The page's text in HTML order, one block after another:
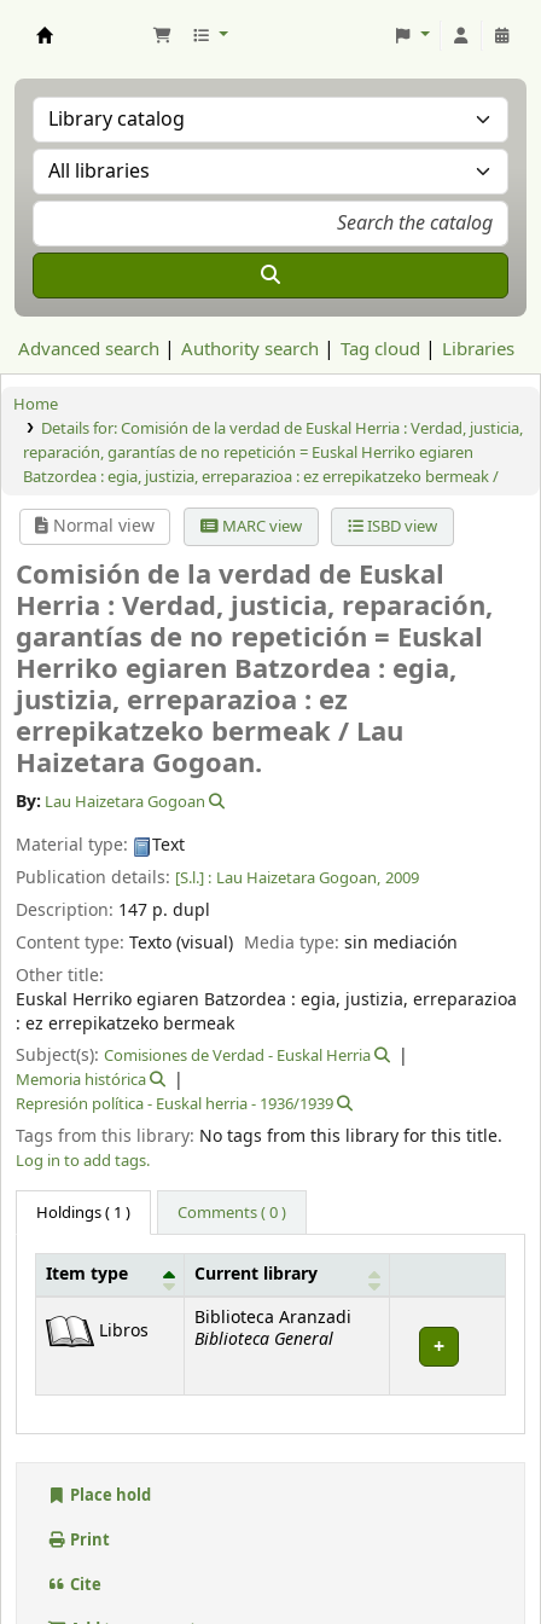
Advanced search Authority search Tag cloud Libraries
Home
Details for:Comisión de la verdad de Euskal Herria : Verdad, justicia,
reparación, garantías de no repetición = Euskal Herriko egiaren
Batzordea : egia, justizia, erreparazioa : ez errepikatzeko bermeak /
Normal view MARC view ISBD view
Comisión de la verdad de Euskal
Herria : Verdad, justicia, reparación,
garantías de no repetición = Euskal
Herriko egiaren Batzordea : egia,
justizia, erreparazioa : ez
errepikatzeko bermeak / Lau
Haizetara Gogoan.
By: Lau Haizetara Gogoan
Material type:
Text
Publication details: [S.l.] : Lau Haizetara Gogoan, 2009
Description: 147 p. dupl
Content type: Texto (visual) Media type:sin mediación
Other title:
Euskal Herriko egiaren Batzordea : egia, justizia, erreparazioa
: ez errepikatzeko bermeak
Subject(s): Comisiones de Verdad - Euskal Herria
Memoria histórica
Represión política - Euskal herria - 1936/1939
Tags from this library: No tags from this library for this title.
Log in to add tags.
Holdings( 1 ) Comments ( 0 )
Holdings
Item type Current library
Libros
Biblioteca Aranzadi
Biblioteca General
Place hold
Print
Cite